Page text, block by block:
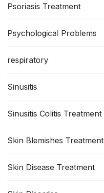
Psoriasis Treatment
Psychological Problems
respiratory
Sinusitis
Sinusitis Colitis Treatment
Skin Blemishes Treatment
Skin Disease Treatment